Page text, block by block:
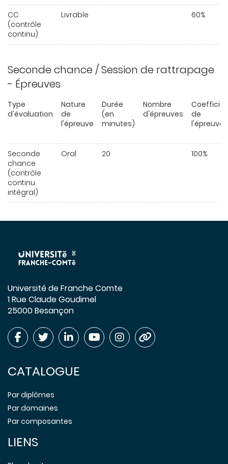
CC
(contrôle
continu)
Livrable 60%
Seconde chance / Session de rattrapage
- Épreuves
Type
d'évaluation
Nature
de
l'épreuve
Durée
(en
minutes)
Nombre
d'épreuves
de
l'épreuve
Seconde
chance
(contrôle
continu
intégral)
Oral 20 100%
Université de Franche Comte
1 Rue Claude Goudimel
25000 Besançon
CATALOGUE
Par diplômes
Par domaines
Par composantes
LIENS